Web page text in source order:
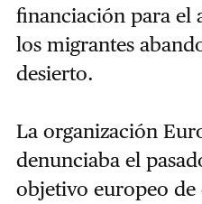
financiación para el
los migrantes
desierto.
La organización
denunciaba el
objetivo europeo